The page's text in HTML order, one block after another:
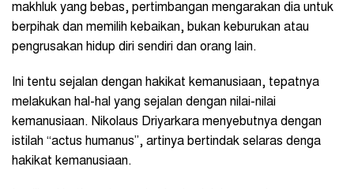
makhluk yang bebas, pertimbangan mengarakan dia untuk
berpihak dan memilih kebaikan, bukan keburukan atau
pengrusakan hidup diri sendiri dan orang lain.
Ini tentu sejalan dengan hakikat kemanusiaan, tepatnya
melakukan hal-hal yang sejalan dengan nilai-nilai
kemanusiaan. Nikolaus Driyarkara menyebutnya dengan
istilah “actus humanus”, artinya bertindak selaras denga
hakikat kemanusiaan.